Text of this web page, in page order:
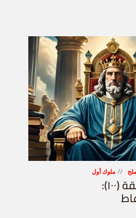
ملوك أول
ملوك أول-حلقة (١٠٠):